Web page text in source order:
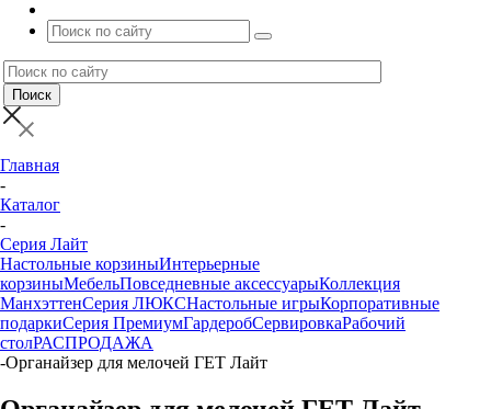
Главная
-
Каталог
-
Серия Лайт
Настольные корзиныИнтерьерные
корзиныМебельПовседневные аксессуарыКоллекция
МанхэттенСерия ЛЮКСНастольные игрыКорпоративные
подаркиСерия ПремиумГардеробСервировкаРабочий
столРАСПРОДАЖА
-Органайзер для мелочей ГЕТ Лайт